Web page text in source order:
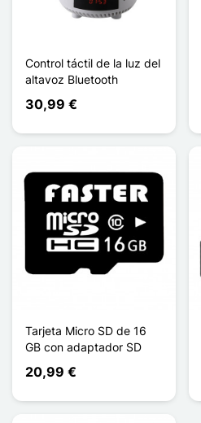
Control táctil de la luz del
altavoz Bluetooth
30,99 €
Tarjeta Micro SD de 16
GB con adaptador SD
20,99 €